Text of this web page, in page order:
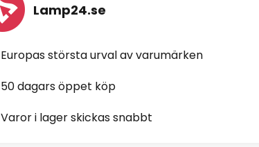
Lamp24.se
Europas största urval av varumärken
50 dagars öppet köp
Varor i lager skickas snabbt